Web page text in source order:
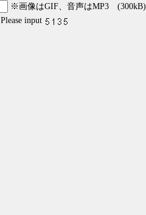
※画像はGIF、音声はMP3 (300kB)
Please input